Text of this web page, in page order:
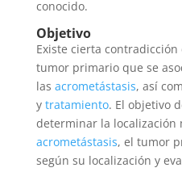
conocido.
Objetivo
Existe cierta
tumor primario que se
las acrometástasis, así
y tratamiento. El objetivo
determinar la localización
acrometástasis, el tumor
según su localización y